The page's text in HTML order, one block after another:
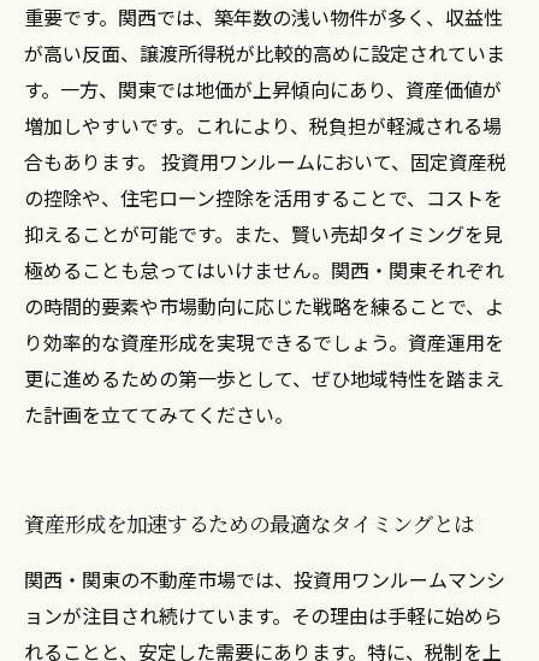
重要です。関西では、築年数の浅い物件が多く、収益性
が高い反面、譲渡所得税が比較的高めに設定されていま
す。一方、関東では地価が上昇傾向にあり、資産価値が
増加しやすいです。これにより、税負担が軽減される場
合もあります。 投資用ワンルームにおいて、固定資産税
の控除や、住宅ローン控除を活用することで、コストを
抑えることが可能です。また、賢い売却タイミングを見
極めることも怠ってはいけません。関西・関東それぞれ
の時間的要素や市場動向に応じた戦略を練ることで、よ
り効率的な資産形成を実現できるでしょう。資産運用を
更に進めるための第一歩として、ぜひ地域特性を踏まえ
た計画を立ててみてください。
資産形成を加速するための最適なタイミングとは
関西・関東の不動産市場では、投資用ワンルームマンシ
ョンが注目され続けています。その理由は手軽に始めら
れることと、安定した需要にあります。特に、税制を上